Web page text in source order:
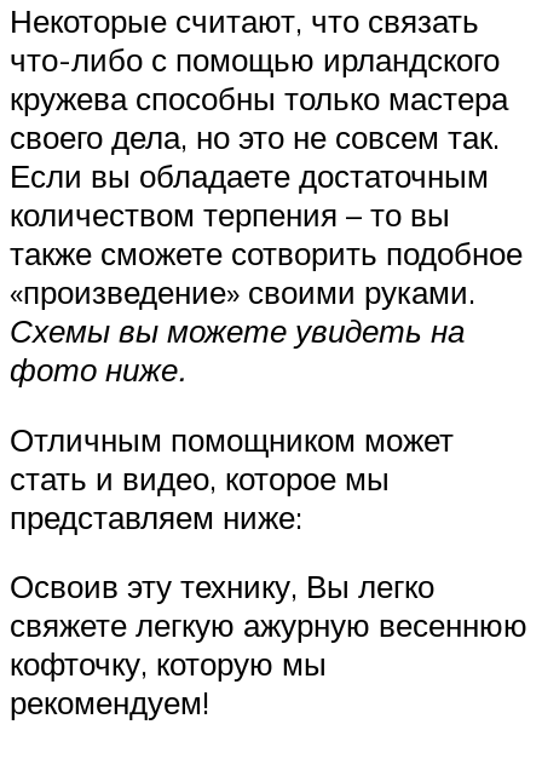
Некоторые считают, что связать
что-либо с помощью ирландского
кружева способны только мастера
своего дела, но это не совсем так.
Если вы обладаете достаточным
количеством терпения – то вы
также сможете сотворить подобное
«произведение» своими руками.
Схемы вы можете увидеть на
фото ниже.
Отличным помощником может
стать и видео, которое мы
представляем ниже:
Освоив эту технику, Вы легко
свяжете легкую ажурную весеннюю
кофточку, которую мы
рекомендуем!